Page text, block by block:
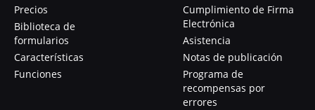
Precios
Biblioteca de
formularios
Características
Funciones
Cumplimiento de Firma
Electrónica
Asistencia
Notas de publicación
Programa de
recompensas por
errores